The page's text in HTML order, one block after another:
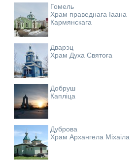
Гомель
Храм праведнага Іаана
Кармянскага
Дварэц
Храм Духа Святога
Добруш
Капліца
Дуброва
Храм Архангела Міхаіла